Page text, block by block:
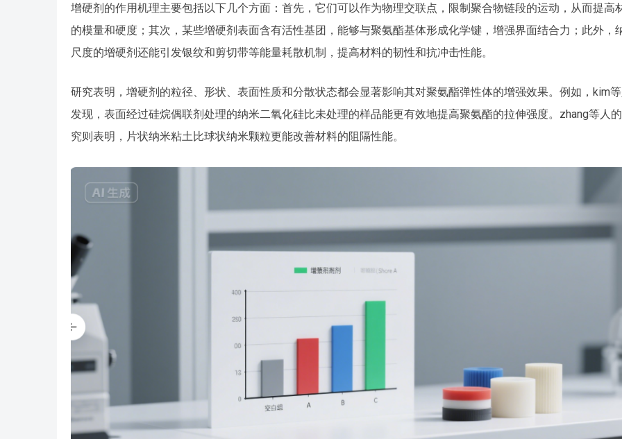
增硬剂的作用机理主要包括以下几个方面：首先，它们可以作为物理交联点，限制聚合物链段的运动，从而提高
的模量和硬度；其次，某些增硬剂表面含有活性基团，能够与聚氨酯基体形成化学键，增强界面结合力；此外，
尺度的增硬剂还能引发银纹和剪切带等能量耗散机制，提高材料的韧性和抗冲击性能。
研究表明，增硬剂的粒径、形状、表面性质和分散状态都会显著影响其对聚氨酯弹性体的增强效果。例如，kim
发现，表面经过硅烷偶联剂处理的纳米二氧化硅比未处理的样品能更有效地提高聚氨酯的拉伸强度。zhang等人
究则表明，片状纳米粘土比球状纳米颗粒更能改善材料的阻隔性能。